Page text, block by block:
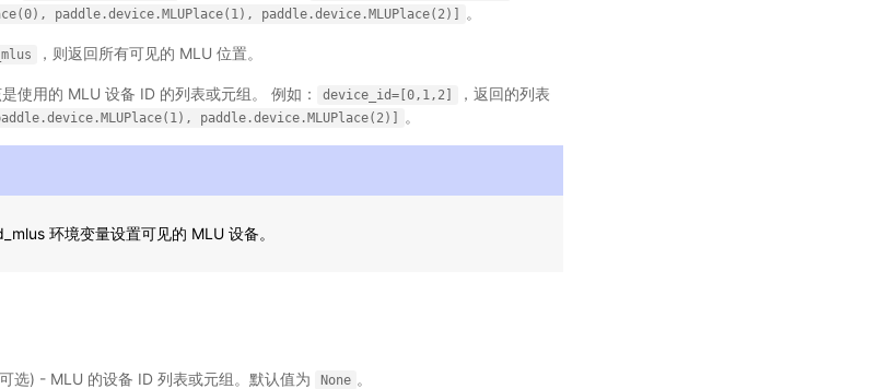
paddle.device.MLUPlace(1), paddle.device.MLUPlace(2)] 。
，则返回所有可见的 MLU 位置。
是使用的 MLU 设备 ID 的列表或元组。 例如： device_id=[0,1,2]
，返回的列表
paddle.device.MLUPlace(2)] 。
环境变量设置可见的 MLU 设备。
选) - MLU 的设备 ID 列表或元组。默认值为 None 。